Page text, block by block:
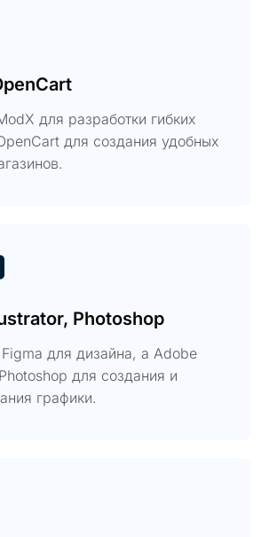
для разработки гибких
для создания удобных
Photoshop
для дизайна, а Adobe
для создания и
графики.